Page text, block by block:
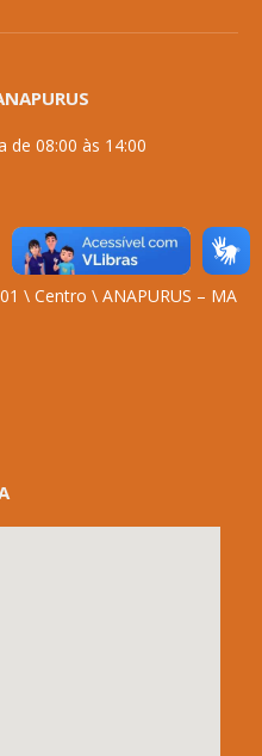
de 08:00 às 14:00
\ Centro \ ANAPURUS – MA